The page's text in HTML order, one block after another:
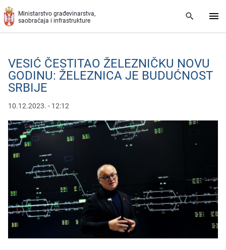
Preskoči na glavni deo sadržaja
Ministarstvo građevinarstva,
saobraćaja i infrastrukture
VESIĆ ČESTITAO ŽELEZNIČKU NOVU
GODINU: ŽELEZNICA JE BUDUĆNOST
SRBIJE
10.12.2023. - 12:12